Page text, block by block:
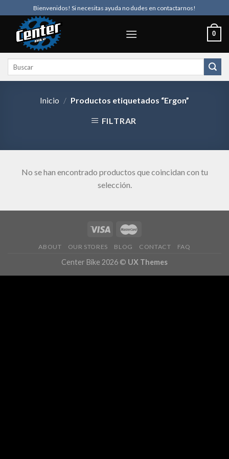
to
content
Bienvenidos! Si necesitas ayuda no dudes en contactarnos!
0
Inicio / Productos etiquetados “Ergon”
FILTRAR
No se han encontrado productos que coincidan con tu
selección.
ABOUT OUR STORES BLOG CONTACT FAQ
Center Bike 2026 © UX Themes